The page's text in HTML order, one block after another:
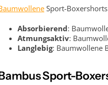
Sport-
Absorbierend:
Atmungsaktiv:
Langlebig: Baumwollene
Sport-